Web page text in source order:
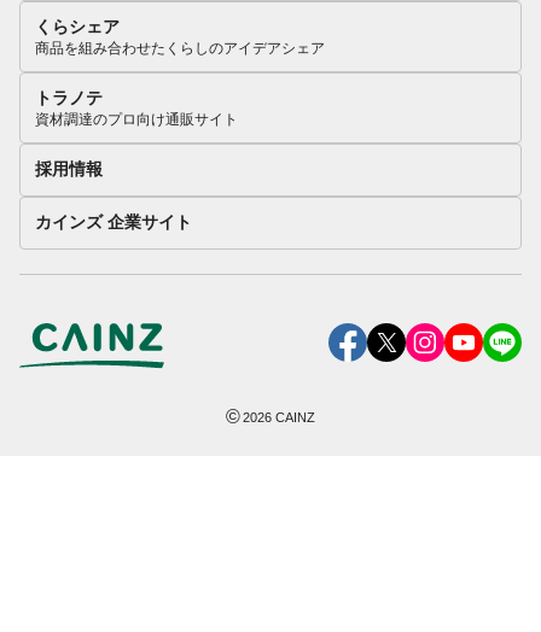
くらシェア
商品を組み合わせたくらしのアイデアシェア
トラノテ
資材調達のプロ向け通販サイト
採用情報
カインズ 企業サイト
©2026 CAINZ